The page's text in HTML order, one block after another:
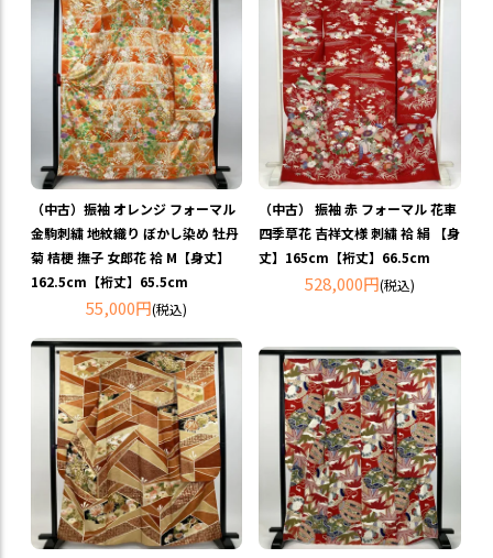
（中古）振袖 オレンジ フォーマル
金駒刺繍 地紋織り ぼかし染め 牡丹
菊 桔梗 撫子 女郎花 袷 M【身丈】
162.5cm【裄丈】65.5cm
55,000円(税込)
（中古） 振袖 赤 フォーマル 花車
四季草花 吉祥文様 刺繍 袷 絹 【身
丈】165cm【裄丈】66.5cm
528,000円(税込)